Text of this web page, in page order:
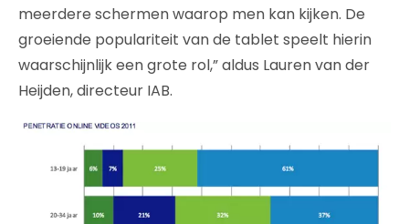
meerdere schermen waarop men kan kijken. De
groeiende populariteit van de tablet speelt hierin
waarschijnlijk een grote rol,” aldus Lauren van der
Heijden, directeur IAB.